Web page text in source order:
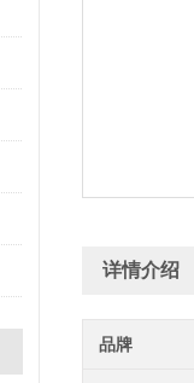
详情介绍
品牌